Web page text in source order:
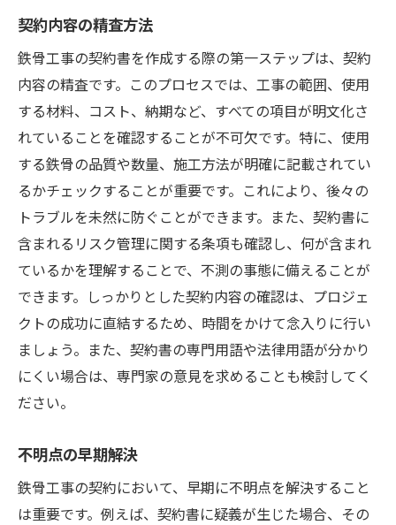
契約内容の精査方法
鉄骨工事の契約書を作成する際の第一ステップは、契約
内容の精査です。このプロセスでは、工事の範囲、使用
する材料、コスト、納期など、すべての項目が明文化さ
れていることを確認することが不可欠です。特に、使用
する鉄骨の品質や数量、施工方法が明確に記載されてい
るかチェックすることが重要です。これにより、後々の
トラブルを未然に防ぐことができます。また、契約書に
含まれるリスク管理に関する条項も確認し、何が含まれ
ているかを理解することで、不測の事態に備えることが
できます。しっかりとした契約内容の確認は、プロジェ
クトの成功に直結するため、時間をかけて念入りに行い
ましょう。また、契約書の専門用語や法律用語が分かり
にくい場合は、専門家の意見を求めることも検討してく
ださい。
不明点の早期解決
鉄骨工事の契約において、早期に不明点を解決すること
は重要です。例えば、契約書に疑義が生じた場合、その